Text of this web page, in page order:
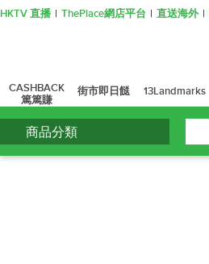
HKTV 直播 ThePlace網店平台 直送海外
CASHBACK
篤篤賺
街市即日餸 13Landmarks
商品分類